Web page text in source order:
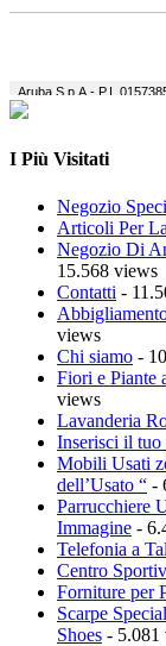
I Più Visitati
Negozio
Articoli Per
Negozio Di
15.568 views
Contatti -
views
Chi siamo -
Fiori e Piante
views
Lavanderia
Inserisci il
Mobili Usati
dell’Usato “ -
Parrucchiere
Immagine -
Telefonia a
Centro
Forniture per
Scarpe
Shoes - 5.081